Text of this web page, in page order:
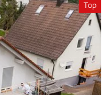
Top